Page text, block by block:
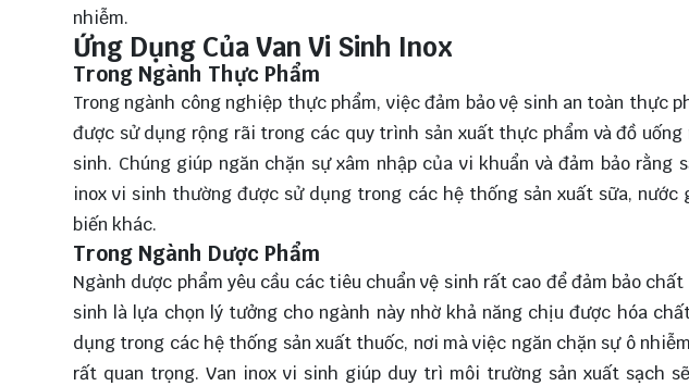
nhiễm.
Ứng Dụng Của Van Vi Sinh Inox
Trong Ngành Thực Phẩm
Trong ngành công nghiệp thực phẩm, việc đảm bảo vệ sinh an toàn thực
được sử dụng rộng rãi trong các quy trình sản xuất thực phẩm và đồ uống
sinh. Chúng giúp ngăn chặn sự xâm nhập của vi khuẩn và đảm bảo rằng
inox vi sinh thường được sử dụng trong các hệ thống sản xuất sữa,
biến khác.
Trong Ngành Dược Phẩm
Ngành dược phẩm yêu cầu các tiêu chuẩn vệ sinh rất cao để đảm bảo
sinh là lựa chọn lý tưởng cho ngành này nhờ khả năng chịu được hóa
dụng trong các hệ thống sản xuất thuốc, nơi mà việc ngăn chặn sự ô
rất quan trọng. Van inox vi sinh giúp duy trì môi trường sản xuất sạch